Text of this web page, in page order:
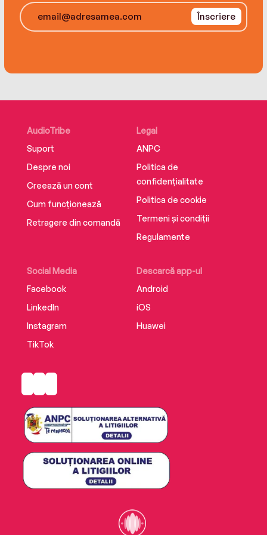
does, will Victoria lose him forever?
Înscriere
AudioTribe
Suport
Despre noi
Creează un cont
Cum funcționează
Retragere din comandă
Social Media
Facebook
LinkedIn
Instagram
TikTok
Descarcă app-ul
Android
iOS
Huawei
Legal
ANPC
Politica de
confidențialitate
Politica de cookie
Termeni și condiții
Regulamente